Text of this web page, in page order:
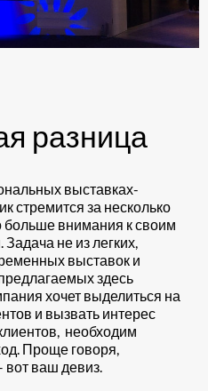
разница
выставках-
стремится за несколько
больше внимания к своим
не из легких,
выставок и
здесь
хочет выделиться на
и вызвать интерес
необходим
Проще говоря,
ваш девиз.